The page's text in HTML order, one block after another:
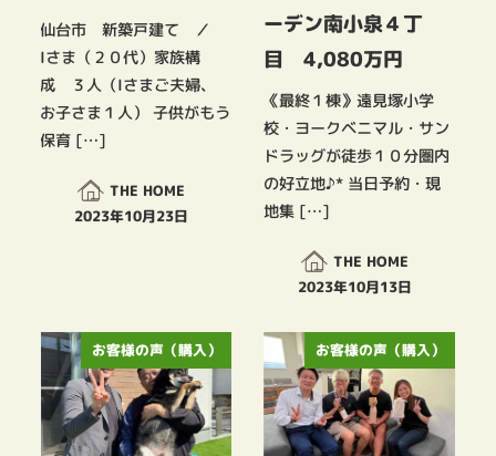
仙台市 新築戸建て ／
Iさま（２０代）家族構
成 ３人（Iさまご夫婦、
お子さま１人） 子供がもう
保育 […]
THE HOME
投稿日
2023年10月23日
ーデン南小泉４丁
目 4,080万円
《最終１棟》遠見塚小学
校・ヨークベニマル・サン
ドラッグが徒歩１０分圏内
の好立地♪* 当日予約・現
地集 […]
THE HOME
投稿日
2023年10月13日
お客様の声（購入） お客様の声（購入）